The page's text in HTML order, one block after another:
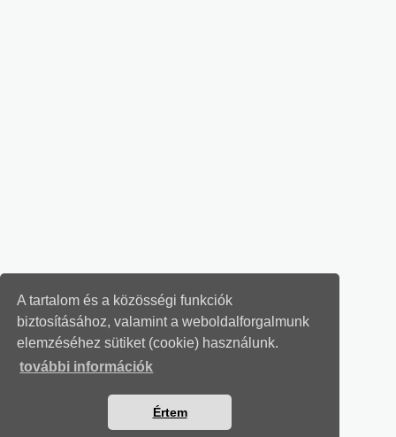
A tartalom és a közösségi funkciók
biztosításához, valamint a weboldalforgalmunk
elemzéséhez sütiket (cookie) használunk.
további információk
Értem